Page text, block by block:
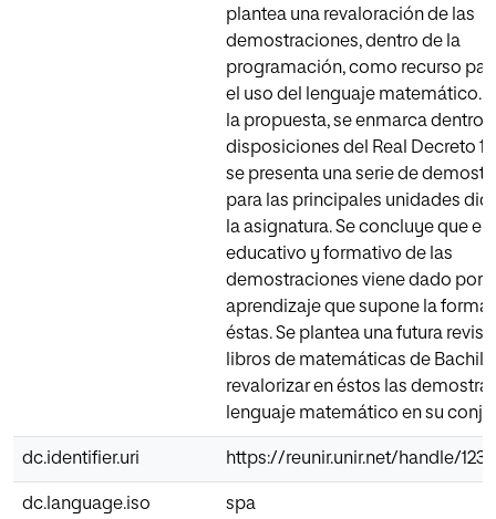
plantea una revaloración de las
demostraciones, dentro de la
programación, como recurso
el uso del lenguaje matemático.
la propuesta, se enmarca dentro
disposiciones del Real Decreto
se presenta una serie de
para las principales unidades
la asignatura. Se concluye que el
educativo y formativo de las
demostraciones viene dado por
aprendizaje que supone la
éstas. Se plantea una futura
libros de matemáticas de
revalorizar en éstos las
lenguaje matemático en su
dc.identifier.uri https://reunir.unir.net/handle/
dc.language.iso spa